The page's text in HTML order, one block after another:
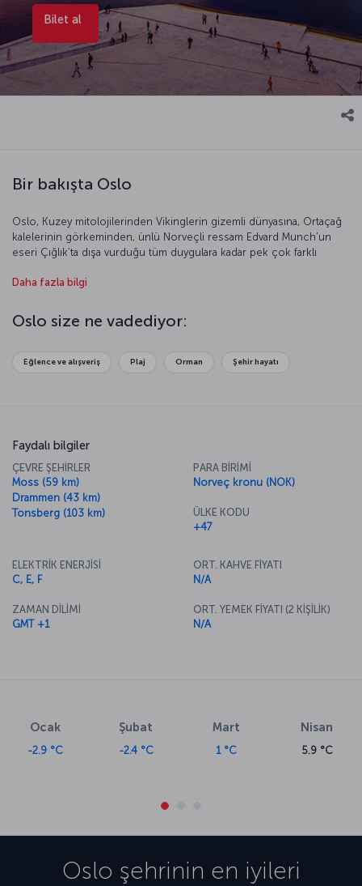
Bilet al
Bir bakışta Oslo
Oslo, Kuzey mitolojilerinden Vikinglerin gizemli dünyasına, Ortaçağ
kalelerinin görkeminden, ünlü Norveçli ressam Edvard Munch’un
eseri Çığlık’ta dışa vurduğu tüm duygulara kadar pek çok farklı
sadece sanat ve kültür etkinlikleriyle değil aynı zamanda hem yemek
bulunabilir, farklı deneyimler yaşayabilirsiniz. Oslo’da yapmanız
gereken kendinizi kuzey ışıklarına bırakmak ve kentin tadını
Daha fazla bilgi
Oslo size ne vadediyor:
Eğlence ve alışveriş Plaj Orman Şehir hayatı
Faydalı bilgiler
ÇEVRE ŞEHİRLER
Moss (59 km)
Drammen (43 km)
Tonsberg (103 km)
PARA BİRİMİ
Norveç kronu (NOK)
ÜLKE KODU
+47
ELEKTRİK ENERJİSİ
C, E, F
ZAMAN DİLİMİ
GMT +1
ORT. KAHVE FİYATI
N/A
ORT. YEMEK FİYATI (2 KİŞİLİK)
N/A
Ocak
-2.9 °C
Şubat
-2.4 °C
Mart
1 °C
Nisan
5.9 °C
Oslo şehrinin en iyileri